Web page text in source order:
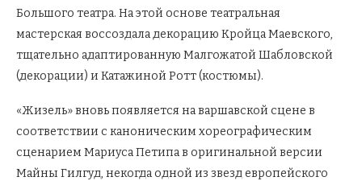
Большого театра. На этой основе театральная
мастерская воссоздала декорацию Кройца Маевского,
тщательно адаптированную Малгожатой Шабловской
(декорации) и Катажиной Ротт (костюмы).
«Жизель» вновь появляется на варшавской сцене в
соответствии с каноническим хореографическим
сценарием Мариуса Петипа в оригинальной версии
Майны Гилгуд, некогда одной из звезд европейского